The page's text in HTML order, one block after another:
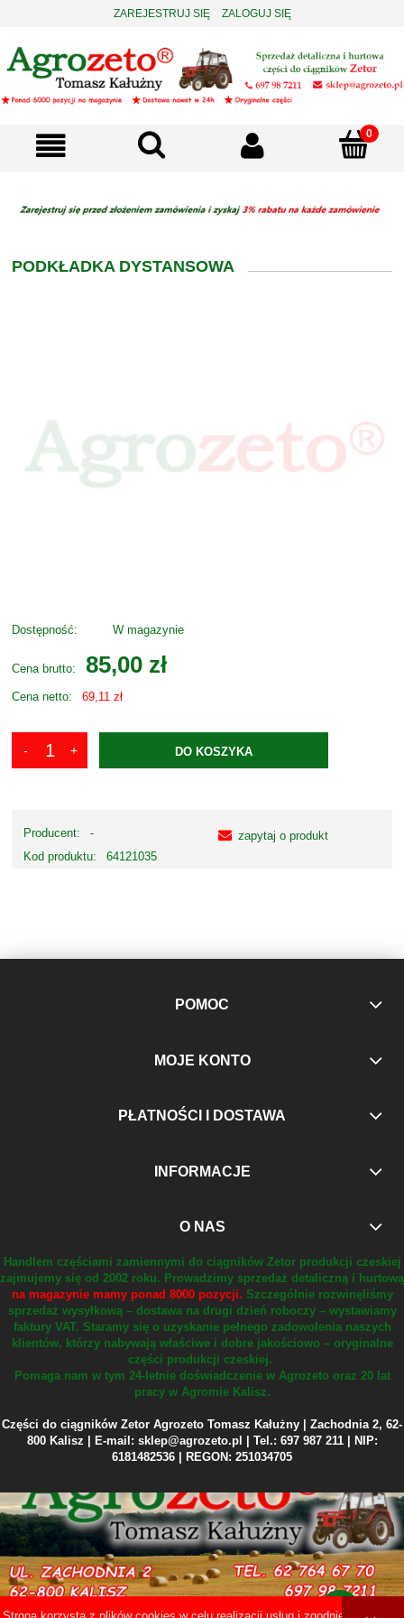
ZAREJESTRUJ SIĘ ZALOGUJ SIĘ
PODKŁADKA DYSTANSOWA
Dostępność: W magazynie
Cena brutto: 85,00 zł
Cena netto: 69,11 zł
DO KOSZYKA
Producent:
-
Kod produktu:
64121035
zapytaj o produkt
POMOC
MOJE KONTO
PŁATNOŚCI I DOSTAWA
INFORMACJE
O NAS
Handlem częściami zamiennymi do ciągników Zetor produkcji czeskiej
zajmujemy się od 2002 roku. Prowadzimy sprzedaż detaliczną i hurtową
na magazynie mamy ponad 8000 pozycji. Szczególnie rozwinęliśmy
sprzedaż wysyłkową – dostawa na drugi dzień roboczy – wystawiamy
faktury VAT. Staramy się o uzyskanie pełnego zadowolenia naszych
klientów, którzy nabywają właściwe i dobre jakościowo – oryginalne
części produkcji czeskiej.
Pomaga nam w tym 24-letnie doświadczenie w Agrozeto oraz 20 lat
pracy w Agromie Kalisz.
Części do ciągników Zetor Agrozeto Tomasz Kałużny | Zachodnia 2, 62-
800 Kalisz | E-mail: sklep@agrozeto.pl | Tel.: 697 987 211 | NIP:
6181482536 | REGON: 251034705